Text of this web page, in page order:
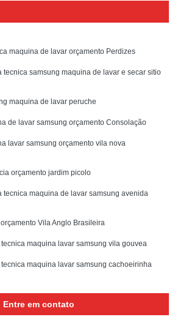
maquina de lavar orçamento Perdizes
tecnica samsung maquina de lavar e secar sitio
maquina de lavar peruche
de lavar samsung orçamento Consolação
lavar samsung orçamento vila nova
orçamento jardim picolo
tecnica maquina de lavar samsung avenida
Vila Anglo Brasileira
maquina lavar samsung vila gouvea
maquina lavar samsung cachoeirinha
Entre em contato